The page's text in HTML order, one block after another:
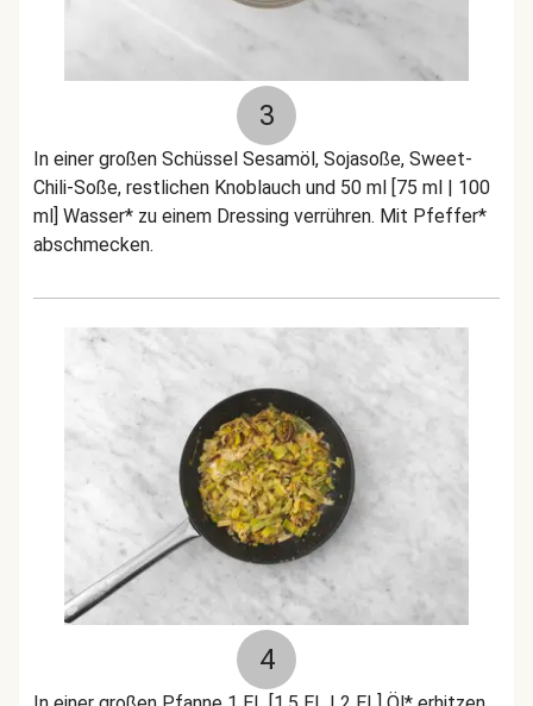
3
In einer großen Schüssel Sesamöl, Sojasoße, Sweet-
Chili-Soße, restlichen Knoblauch und 50 ml [75 ml | 100
ml] Wasser* zu einem Dressing verrühren. Mit Pfeffer*
abschmecken.
4